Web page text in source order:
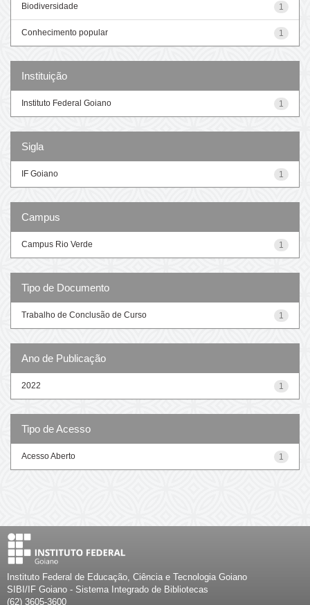
1
Biodiversidade
1
Conhecimento popular
Instituição
1
Instituto Federal Goiano
Sigla
1
IF Goiano
Campus
1
Campus Rio Verde
Tipo de Documento
1
Trabalho de Conclusão de Curso
Ano de Publicação
1
2022
Tipo de Acesso
1
Acesso Aberto
Instituto Federal de Educação, Ciência e Tecnologia Goiano
SIBI/IF Goiano - Sistema Integrado de Bibliotecas
(62) 3605-3600